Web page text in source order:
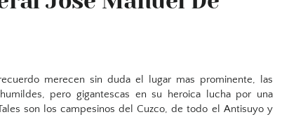
merecen sin duda el lugar mas prominente, las
pero gigantescas en su heroica lucha por una
son los campesinos del Cuzco, de todo el Antisuyo y